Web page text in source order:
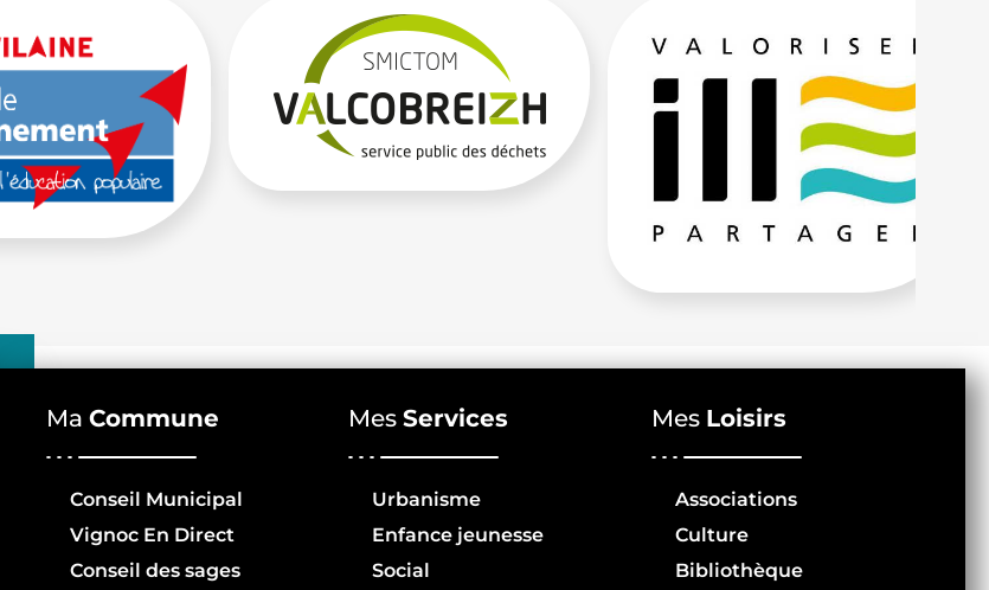
Ma Commune
Conseil Municipal
Vignoc En Direct
Conseil des sages
MesServices
Urbanisme
Enfance jeunesse
Social
Mes Loisirs
Associations
Culture
Bibliothèque